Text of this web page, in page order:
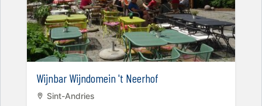
Wijnbar Wijndomein 't Neerhof
Sint-Andries